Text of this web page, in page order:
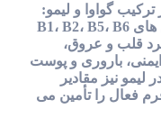
عصاره میوه گواوا حاوی ویتامین های B1، B2، B5، B6
قلب و عروق،
باروری و پوست
نیز مقادیر
فرم فعال را تأمین می